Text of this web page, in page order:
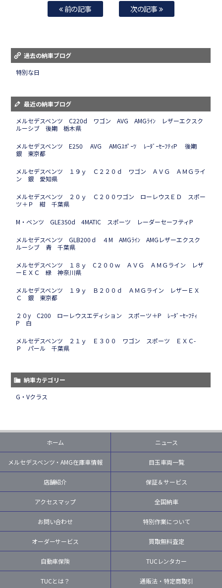
前の記事 次の記事
過去の納車ブログ
特別な日
最近の納車ブログ
メルセデスベンツ C220d ワゴン AVG AMGﾗｲﾝ レザーエクスク
ルーシブ 後期 栃木県
メルセデスベンツ E250 AVG AMGｽﾎﾟｰﾂ ﾚｰﾀﾞｰｾｰﾌﾃｨP 後期
銀 東京都
メルセデスベンツ １９ｙ Ｃ２２０ｄ ワゴン ＡＶＧ ＡＭＧライ
ン 銀 愛知県
メルセデスベンツ ２０ｙ Ｃ２００ワゴン ローレウスＥＤ スポー
ツ＋Ｐ 紺 千葉県
M・ベンツ GLE350d 4MATIC スポーツ レーダーセーフティP
メルセデスベンツ GLB200ｄ ４M AMGﾗｲﾝ AMGレザーエクスク
ルーシブ 青 千葉県
メルセデスベンツ １８ｙ C２００ｗ ＡＶＧ ＡＭＧライン レザ
ーＥＸＣ 緑 神奈川県
メルセデスベンツ １９ｙ Ｂ２００ｄ ＡＭＧライン レザーＥＸ
Ｃ 銀 東京都
２０y C200 ローレウスエディション スポーツ＋P ﾚｰﾀﾞｰｾｰﾌﾃｨ
P 白
メルセデスベンツ ２１ｙ Ｅ３００ ワゴン スポーツ ＥＸＣ-
Ｐ パール 千葉県
納車カテゴリー
G・Vクラス
ホーム ニュース
メルセデスベンツ・AMG在庫車情報 目玉車両一覧
店舗紹介 保証＆サービス
アクセスマップ 全国納車
お問い合わせ 特別作業について
オーダーサービス 買取無料査定
自動車保険 TUCレンタカー
TUCとは？ 通販法・特定商取引